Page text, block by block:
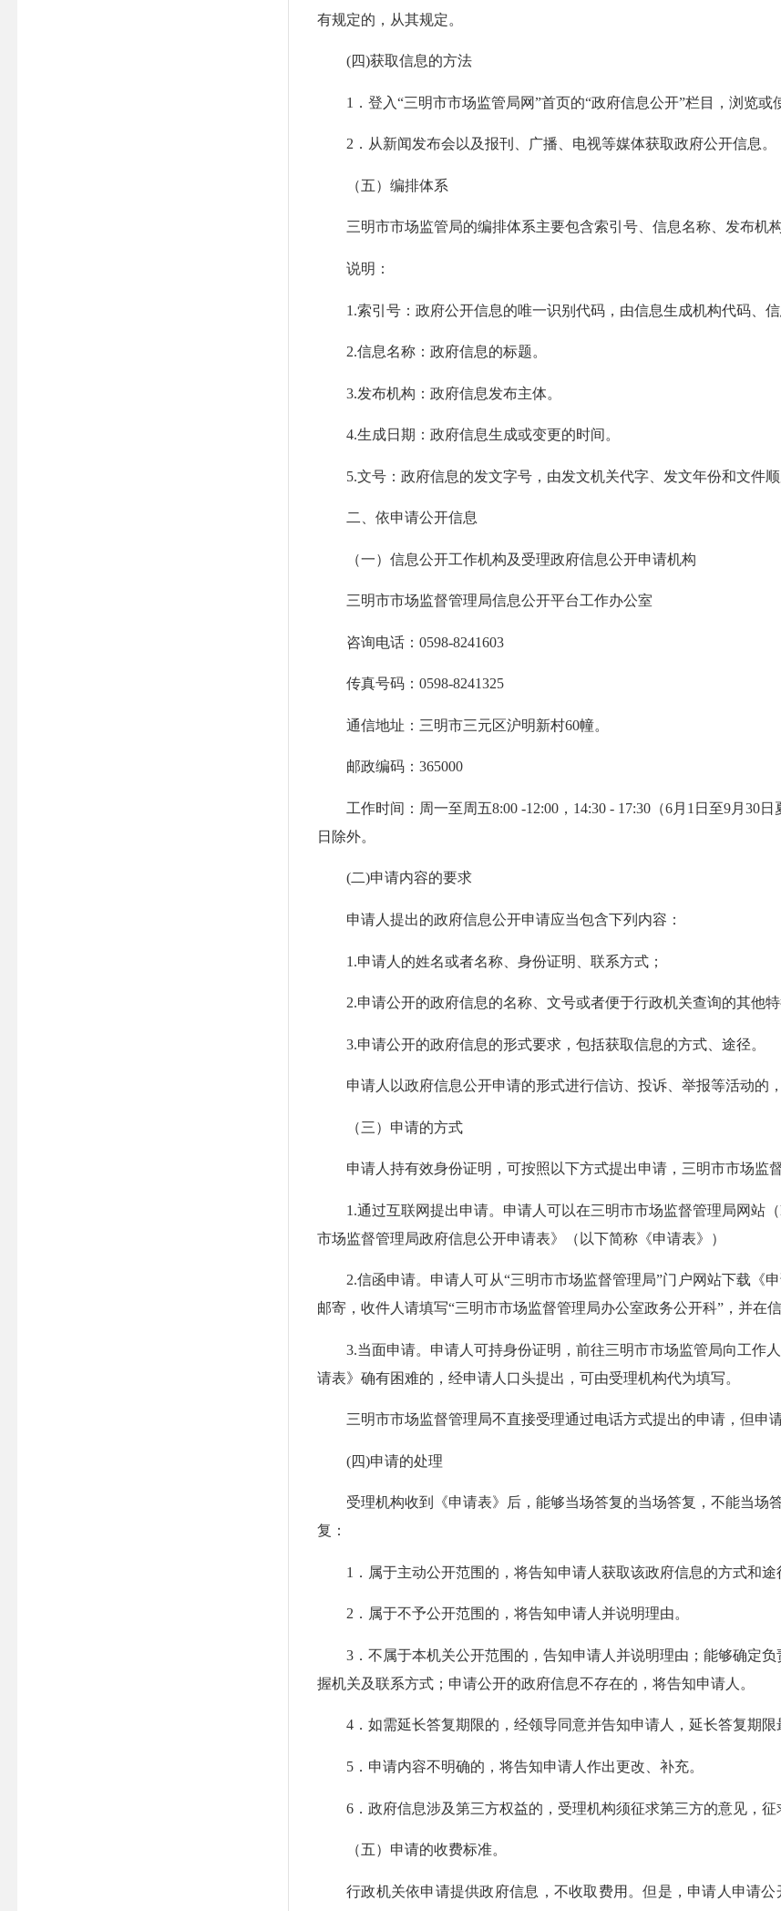
有规定的，从其规定。
(四)获取信息的方法
1．登入“三明市市场监管局网”首页的“政府信息公开”栏目，浏览或
2．从新闻发布会以及报刊、广播、电视等媒体获取政府公开信息。
（五）编排体系
三明市市场监管局的编排体系主要包含索引号、信息名称、发布机构
说明：
1.索引号：政府公开信息的唯一识别代码，由信息生成机构代码、信
2.信息名称：政府信息的标题。
3.发布机构：政府信息发布主体。
4.生成日期：政府信息生成或变更的时间。
5.文号：政府信息的发文字号，由发文机关代字、发文年份和文件顺
二、依申请公开信息
（一）信息公开工作机构及受理政府信息公开申请机构
三明市市场监督管理局信息公开平台工作办公室
咨询电话：0598-8241603
传真号码：0598-8241325
通信地址：三明市三元区沪明新村60幢。
邮政编码：365000
工作时间：周一至周五8:00 -12:00，14:30 - 17:30（6月1日至9月30日
日除外。
(二)申请内容的要求
申请人提出的政府信息公开申请应当包含下列内容：
1.申请人的姓名或者名称、身份证明、联系方式；
2.申请公开的政府信息的名称、文号或者便于行政机关查询的其他特
3.申请公开的政府信息的形式要求，包括获取信息的方式、途径。
申请人以政府信息公开申请的形式进行信访、投诉、举报等活动的，
（三）申请的方式
申请人持有效身份证明，可按照以下方式提出申请，三明市市场监督
1.通过互联网提出申请。申请人可以在三明市市场监督管理局网站（
市场监督管理局政府信息公开申请表》（以下简称《申请表》）
2.信函申请。申请人可从“三明市市场监督管理局”门户网站下载《
邮寄，收件人请填写“三明市市场监督管理局办公室政务公开科”，并在
3.当面申请。申请人可持身份证明，前往三明市市场监管局向工作
请表》确有困难的，经申请人口头提出，可由受理机构代为填写。
三明市市场监督管理局不直接受理通过电话方式提出的申请，但申请
(四)申请的处理
受理机构收到《申请表》后，能够当场答复的当场答复，不能当场
复：
1．属于主动公开范围的，将告知申请人获取该政府信息的方式和途
2．属于不予公开范围的，将告知申请人并说明理由。
3．不属于本机关公开范围的，告知申请人并说明理由；能够确定负
握机关及联系方式；申请公开的政府信息不存在的，将告知申请人。
4．如需延长答复期限的，经领导同意并告知申请人，延长答复期限
5．申请内容不明确的，将告知申请人作出更改、补充。
6．政府信息涉及第三方权益的，受理机构须征求第三方的意见，
（五）申请的收费标准。
行政机关依申请提供政府信息，不收取费用。但是，申请人申请公